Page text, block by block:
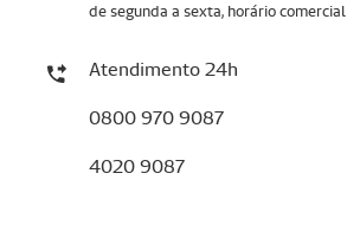
de segunda a sexta, horário comercial
Atendimento 24h
0800 970 9087
4020 9087